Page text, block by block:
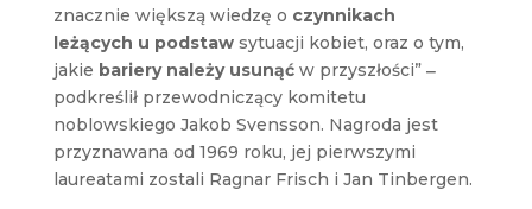
znacznie większą wiedzę o czynnikach
leżących u podstawsytuacji kobiet, oraz o tym,
jakie bariery należy usunąćw przyszłości” ‒
podkreślił przewodniczący komitetu
noblowskiego Jakob Svensson. Nagroda jest
przyznawana od 1969 roku, jej pierwszymi
laureatami zostali Ragnar Frisch i Jan Tinbergen.